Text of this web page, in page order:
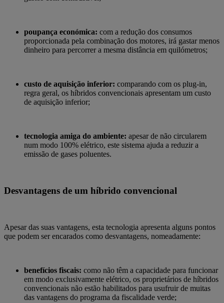
poupança económica: com a redução dos consumos
proporcionada pela combinação dos motores, irá gastar menos
dinheiro para percorrer a mesma distância em quilómetros;
custo de aquisição inferior: comparando com os plug-in,
regra geral, os híbridos convencionais apresentam um custo
de aquisição inferior;
tecnologia amiga do ambiente: apesar de não circularem
num modo 100% elétrico, este sistema ajuda a reduzir a
emissão de gases poluentes.
Desvantagens de um híbrido convencional
Apesar das suas vantagens, esta tecnologia apresenta alguns pontos
que podem ser encarados como desvantagens, nomeadamente:
benefícios fiscais: como não têm a capacidade para funcionar
em modo exclusivamente elétrico, os proprietários de híbridos
convencionais não estão habilitados para usufruir de muitas
das vantagens do programa da fiscalidade verde;